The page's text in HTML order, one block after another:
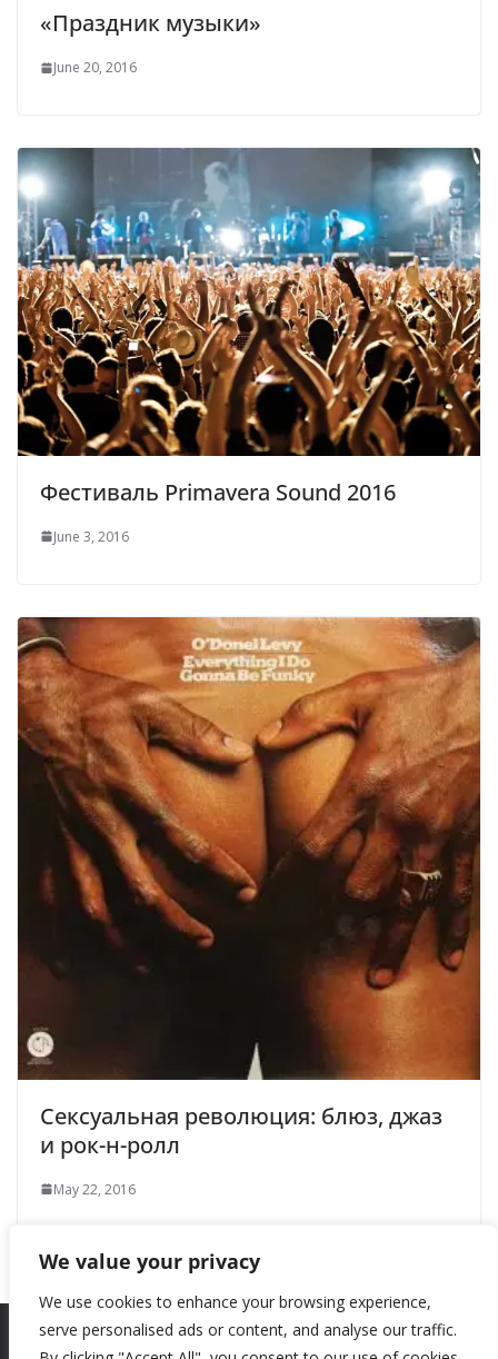
We value your privacy
We use cookies to enhance your browsing experience,
serve personalised ads or content, and analyse our traffic.
«Праздник музыки»
June 20, 2016
Фестиваль Primavera Sound 2016
June 3, 2016
Сексуальная революция: блюз, джаз
и рок-н-ролл
May 22, 2016